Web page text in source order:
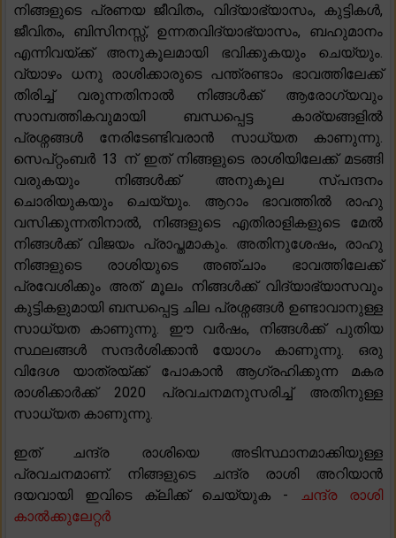
നിങ്ങളുടെ പ്രണയ ജീവിതം, വിദ്യാഭ്യാസം, കുട്ടികൾ,
ജീവിതം, ബിസിനസ്സ്, ഉന്നതവിദ്യാഭ്യാസം, ബഹുമാനം
എന്നിവയ്ക്ക് അനുകൂലമായി ഭവിക്കുകയും ചെയ്യും.
വ്യാഴം ധനു രാശിക്കാരുടെ പന്ത്രണ്ടാം ഭാവത്തിലേക്ക്
തിരിച്ച് വരുന്നതിനാൽ നിങ്ങൾക്ക് ആരോഗ്യവും
സാമ്പത്തികവുമായി ബന്ധപ്പെട്ട കാര്യങ്ങളിൽ
പ്രശ്നങ്ങൾ നേരിടേണ്ടിവരാൻ സാധ്യത കാണുന്നു.
സെപ്റ്റംബർ 13 ന് ഇത് നിങ്ങളുടെ രാശിയിലേക്ക് മടങ്ങി
വരുകയും നിങ്ങൾക്ക് അനുകൂല സ്പന്ദനം
ചൊരിയുകയും ചെയ്യും. ആറാം ഭാവത്തിൽ രാഹു
വസിക്കുന്നതിനാൽ, നിങ്ങളുടെ എതിരാളികളുടെ മേൽ
നിങ്ങൾക്ക് വിജയം പ്രാപ്തമാകും. അതിനുശേഷം, രാഹു
നിങ്ങളുടെ രാശിയുടെ അഞ്ചാം ഭാവത്തിലേക്ക്
പ്രവേശിക്കും അത് മൂലം നിങ്ങൾക്ക് വിദ്യാഭ്യാസവും
കുട്ടികളുമായി ബന്ധപ്പെട്ട ചില പ്രശ്നങ്ങൾ ഉണ്ടാവാനുള്ള
സാധ്യത കാണുന്നു. ഈ വർഷം, നിങ്ങൾക്ക് പുതിയ
സ്ഥലങ്ങൾ സന്ദർശിക്കാൻ യോഗം കാണുന്നു. ഒരു
വിദേശ യാത്രയ്ക്ക് പോകാൻ ആഗ്രഹിക്കുന്ന മകര
രാശിക്കാർക്ക് 2020 പ്രവചനമനുസരിച്ച് അതിനുള്ള
സാധ്യത കാണുന്നു.
ഇത് ചന്ദ്ര രാശിയെ അടിസ്ഥാനമാക്കിയുള്ള
പ്രവചനമാണ്. നിങ്ങളുടെ ചന്ദ്ര രാശി അറിയാൻ
ദയവായി ഇവിടെ ക്ലിക്ക് ചെയ്യുക - ചന്ദ്ര രാശി
കാൽക്കുലേറ്റർ